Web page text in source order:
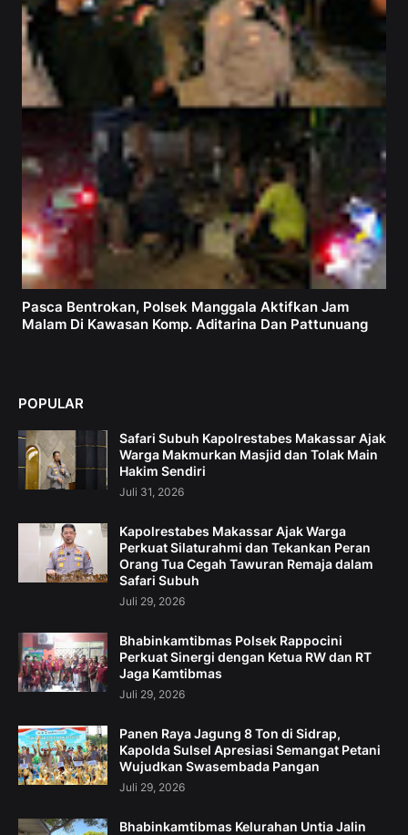
Pasca Bentrokan, Polsek Manggala Aktifkan Jam
Malam Di Kawasan Komp. Aditarina Dan Pattunuang
POPULAR
Safari Subuh Kapolrestabes Makassar Ajak
Warga Makmurkan Masjid dan Tolak Main
Hakim Sendiri
Juli 31, 2026
Kapolrestabes Makassar Ajak Warga
Perkuat Silaturahmi dan Tekankan Peran
Orang Tua Cegah Tawuran Remaja dalam
Safari Subuh
Juli 29, 2026
Bhabinkamtibmas Polsek Rappocini
Perkuat Sinergi dengan Ketua RW dan RT
Jaga Kamtibmas
Juli 29, 2026
Panen Raya Jagung 8 Ton di Sidrap,
Kapolda Sulsel Apresiasi Semangat Petani
Wujudkan Swasembada Pangan
Juli 29, 2026
Bhabinkamtibmas Kelurahan Untia Jalin